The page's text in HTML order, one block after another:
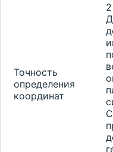
Точность
определения
координат